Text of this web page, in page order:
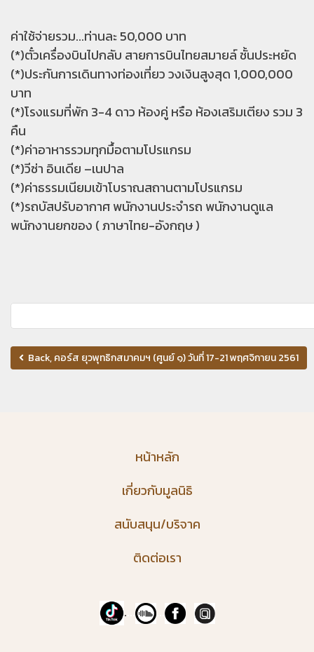
ค่าใช้จ่ายรวม...ท่านละ 50,000 บาท
(*)ตั๋วเครื่องบินไปกลับ สายการบินไทยสมายล์ ชั้นประหยัด
(*)ประกันการเดินทางท่องเที่ยว วงเงินสูงสุด 1,000,000
บาท
(*)โรงแรมที่พัก 3-4 ดาว ห้องคู่ หรือ ห้องเสริมเตียง รวม 3
คืน
(*)ค่าอาหารรวมทุกมื้อตามโปรแกรม
(*)วีซ่า อินเดีย –เนปาล
(*)ค่าธรรมเนียมเข้าโบราณสถานตามโปรแกรม
(*)รถบัสปรับอากาศ พนักงานประจำรถ พนักงานดูแล
พนักงานยกของ ( ภาษาไทย-อังกฤษ )
Back, คอร์ส ยุวพุทธิกสมาคมฯ (ศูนย์ ๑) วันที่ 17-21 พฤศจิกายน 2561
หน้าหลัก
เกี่ยวกับมูลนิธิ
สนับสนุน/บริจาค
ติดต่อเรา
. ...